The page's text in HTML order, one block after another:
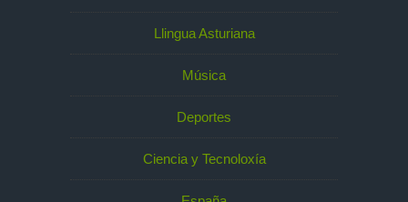
Llingua Asturiana
Música
Deportes
Ciencia y Tecnoloxía